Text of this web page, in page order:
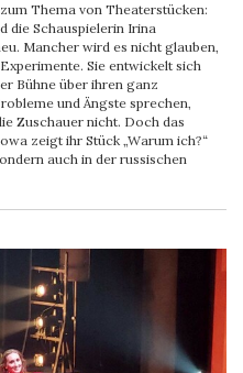
Thema von Theaterstücken:
die Schauspielerin Irina
Mancher wird es nicht glauben,
Sie entwickelt sich
Bühne über ihren ganz
und Ängste sprechen,
Zuschauer nicht. Doch das
zeigt ihr Stück „Warum ich?“
auch in der russischen